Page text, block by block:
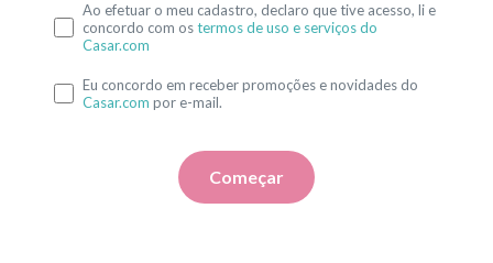
Ao efetuar o meu cadastro, declaro que tive acesso, li e
concordo com ostermos de uso e serviços do
Casar.com
Eu concordo em receber promoções e novidades do
Casar.com por e-mail.
Começar